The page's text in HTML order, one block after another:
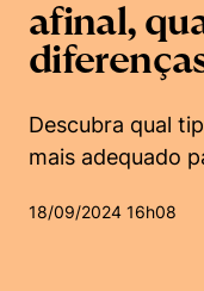
Todas as
Prêmio Duda
Como funciona
Oportunidade de
Women in Action
Trabalhe conosco
Biblioteca Telles
Repositório
Pesquisa na
Comitê de Ética em
Notícias
Engenharia e Ciência
Direito
Busca por docentes
Áreas de
Prêmios de Excelência
Ensino e
Fale Conosco
Visite o Insper
Ouvidoria
afinal,
Descubra qual
mais adequado
18/09/2024 16h08